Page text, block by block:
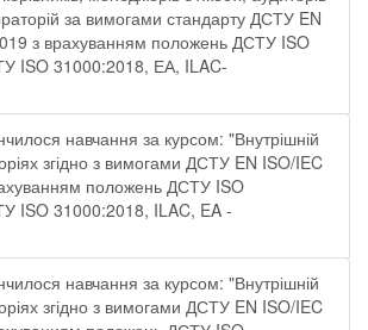
за вимогами стандарту ДСТУ EN
з врахуванням положень ДСТУ ISO
ISO 31000:2018, ЕА, ILAC-
навчання за курсом: "Внутрішній
згідно з вимогами ДСТУ EN ISO/IEC
положень ДСТУ ISO
ISO 31000:2018, ILAC, EA -
навчання за курсом: "Внутрішній
згідно з вимогами ДСТУ EN ISO/IEC